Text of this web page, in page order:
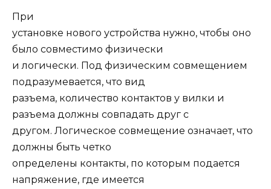
При
установке нового устройства нужно, чтобы оно
было совместимо физически
и логически. Под физическим совмещением
подразумевается, что вид
разъема, количество контактов у вилки и
разъема должны совпадать друг с
другом. Логическое совмещение означает, что
должны быть четко
определены контакты, по которым подается
напряжение, где имеется